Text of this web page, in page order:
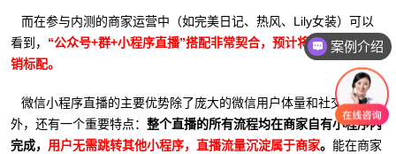
而在参与内测的商家运营中（如完美日记、热风、Lily女装）可以
看到， “公众号+群+小程序直播”搭配非常契合，预计将会成为后续营
销标配。
微信小程序直播的主要优势除了庞大的微信用户体量和社交优势
外，还有一个重要特点： 整个直播的所有流程均在商家自有小程序内
完成， 用户无需跳转其他小程序，直播流量沉淀属于商家。 能在商家
案例介绍